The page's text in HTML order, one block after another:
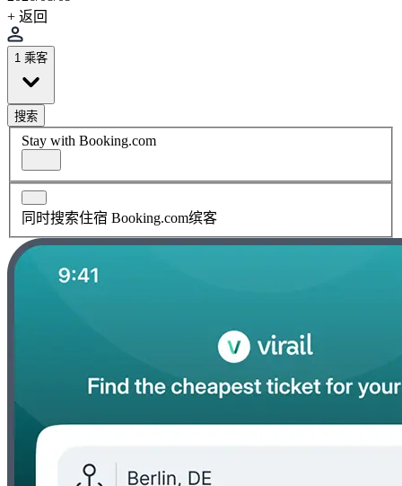
+ 返回
1 乘客
搜索
Stay with Booking.com
同时搜索住宿 Booking.com缤客